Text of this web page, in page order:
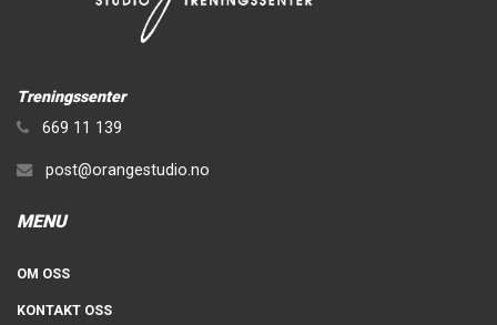
Treningssenter
669 11 139
post@orangestudio.no
MENU
OM OSS
KONTAKT OSS